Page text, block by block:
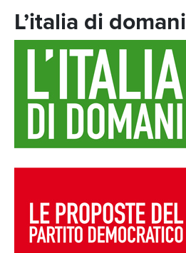
L’italia di domani